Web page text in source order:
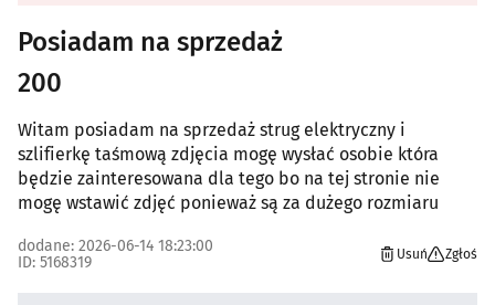
Posiadam na sprzedaż
200
Witam posiadam na sprzedaż strug elektryczny i
szlifierkę taśmową zdjęcia mogę wysłać osobie która
będzie zainteresowana dla tego bo na tej stronie nie
mogę wstawić zdjęć ponieważ są za dużego rozmiaru
dodane: 2026-06-14 18:23:00
ID: 5168319
Usuń Zgłoś